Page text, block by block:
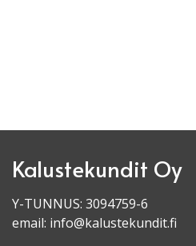
Kalustekundit Oy
Y-TUNNUS: 3094759-6
email: info@kalustekundit.fi